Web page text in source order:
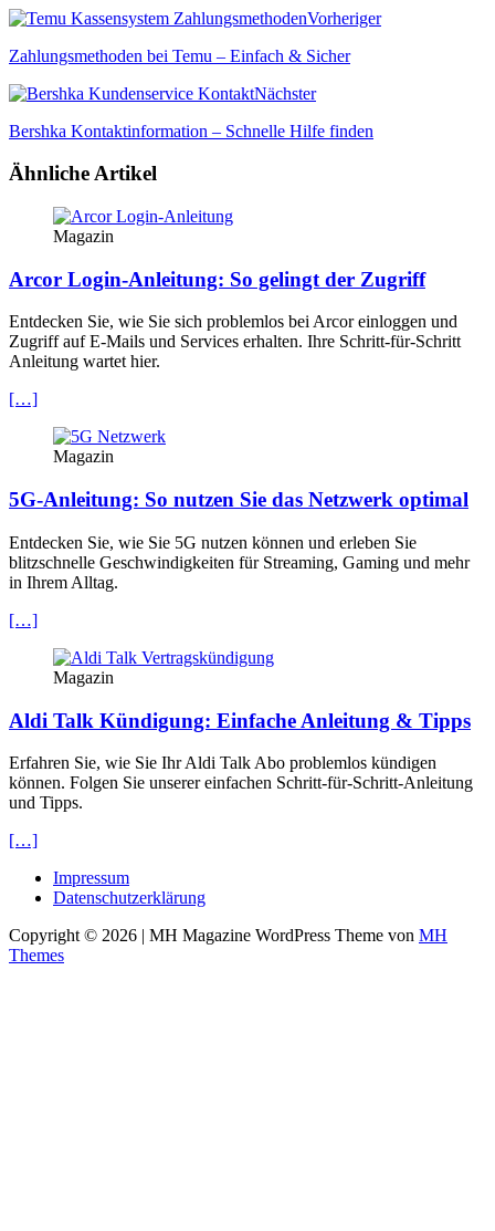
Vorheriger
Zahlungsmethoden bei Temu – Einfach & Sicher
Nächster
Bershka Kontaktinformation – Schnelle Hilfe finden
Ähnliche Artikel
Magazin
Arcor Login-Anleitung: So gelingt der Zugriff
Entdecken Sie, wie Sie sich problemlos bei Arcor einloggen und
Zugriff auf E-Mails und Services erhalten. Ihre Schritt-für-Schritt
Anleitung wartet hier.
[…]
Magazin
5G-Anleitung: So nutzen Sie das Netzwerk optimal
Entdecken Sie, wie Sie 5G nutzen können und erleben Sie
blitzschnelle Geschwindigkeiten für Streaming, Gaming und mehr
in Ihrem Alltag.
[…]
Magazin
Aldi Talk Kündigung: Einfache Anleitung & Tipps
Erfahren Sie, wie Sie Ihr Aldi Talk Abo problemlos kündigen
können. Folgen Sie unserer einfachen Schritt-für-Schritt-Anleitung
und Tipps.
[…]
Impressum
Datenschutzerklärung
Copyright © 2026 | MH Magazine WordPress Theme von MH
Themes